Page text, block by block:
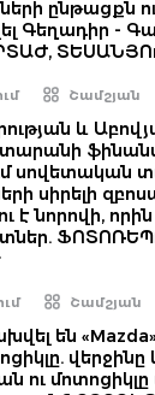
ընթացքն ու
Գեղադիր -
Շամշյան
և
սովետական
սիրելի
է նորովի,
Շամշյան
են
վերջինը
ու մոտոցիկլը